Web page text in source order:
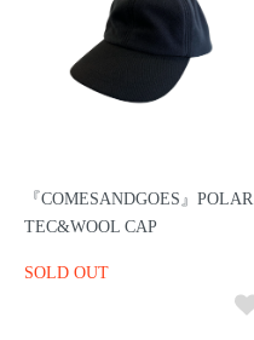
『COMESANDGOES』POLAR
TEC&WOOL CAP
SOLD OUT